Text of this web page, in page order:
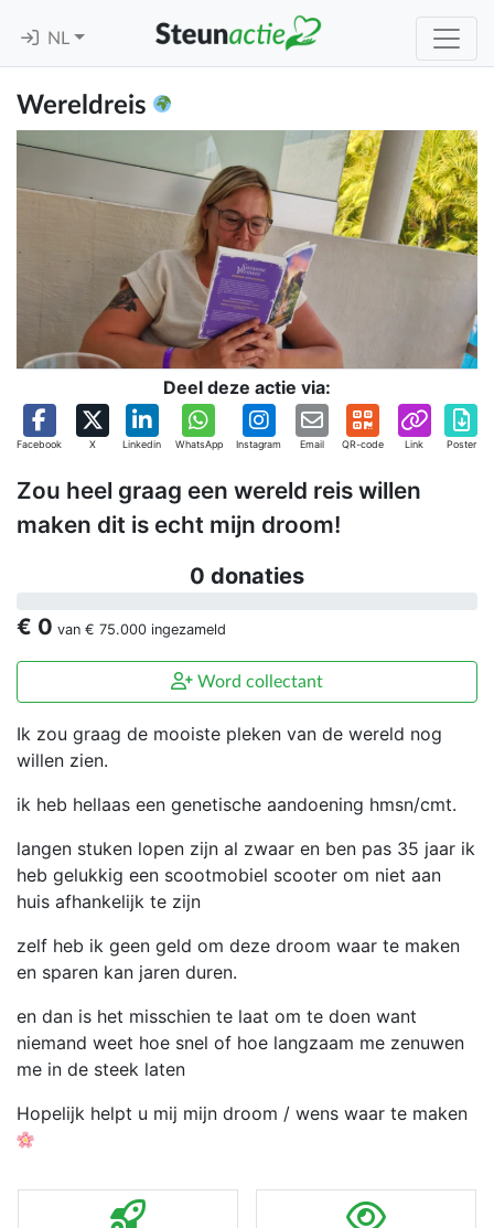
NL
Wereldreis
Deel deze actie via:
Facebook X Linkedin WhatsApp Instagram Email QR-code Link Poster
Zou heel graag een wereld reis willen
maken dit is echt mijn droom!
0 donaties
€ 0 van € 75.000 ingezameld
Word collectant
Ik zou graag de mooiste pleken van de wereld nog
willen zien.
ik heb hellaas een genetische aandoening hmsn/cmt.
langen stuken lopen zijn al zwaar en ben pas 35 jaar ik
heb gelukkig een scootmobiel scooter om niet aan
huis afhankelijk te zijn
zelf heb ik geen geld om deze droom waar te maken
en sparen kan jaren duren.
en dan is het misschien te laat om te doen want
niemand weet hoe snel of hoe langzaam me zenuwen
me in de steek laten
Hopelijk helpt u mij mijn droom / wens waar te maken